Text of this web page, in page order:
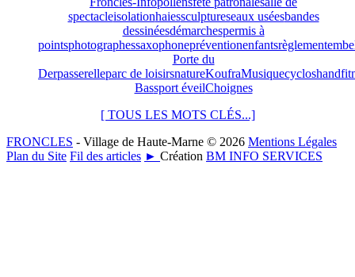
spectacleisolationhaiessculptureseaux uséesbandes
dessinéesdémarchespermis à
pointsphotographessaxophonepréventionenfantsrèglement
Porte du
Derpasserelleparc de loisirsnatureKoufraMusiquecycloshandfit
Bassport éveilChoignes
[ TOUS LES MOTS CLÉS...]
FRONCLES - Village de Haute-Marne © 2026 Mentions Légales
Plan du Site Fil des articles ► Création BM INFO SERVICES